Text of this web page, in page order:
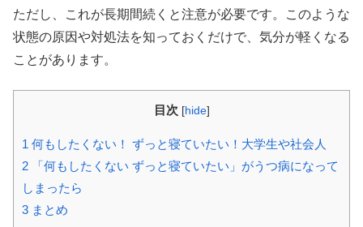
ただし、これが長期間続くと注意が必要です。このような
状態の原因や対処法を知っておくだけで、気分が軽くなる
ことがあります。
目次 [hide]
1 何もしたくない！ ずっと寝ていたい！大学生や社会人
2 「何もしたくない ずっと寝ていたい」がうつ病になって
しまったら
3 まとめ